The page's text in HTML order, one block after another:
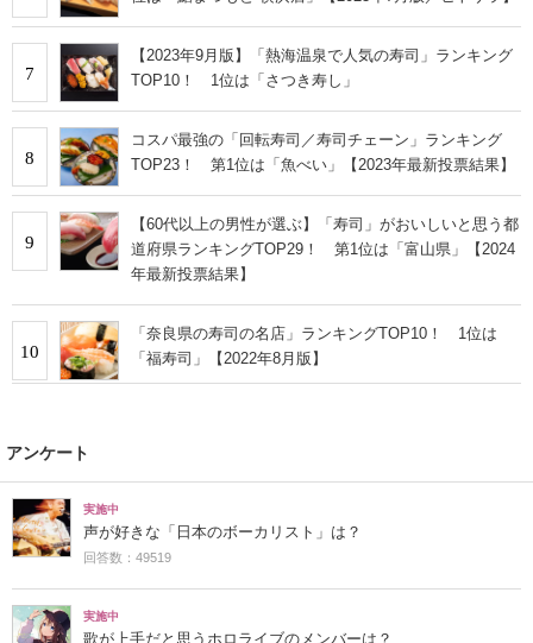
7
【2023年9月版】「熱海温泉で人気の寿司」ランキング
TOP10！ 1位は「さつき寿し」
8
コスパ最強の「回転寿司／寿司チェーン」ランキング
TOP23！ 第1位は「魚べい」【2023年最新投票結果】
9
【60代以上の男性が選ぶ】「寿司」がおいしいと思う都
道府県ランキングTOP29！ 第1位は「富山県」【2024
年最新投票結果】
10
「奈良県の寿司の名店」ランキングTOP10！ 1位は
「福寿司」【2022年8月版】
アンケート
実施中
声が好きな「日本のボーカリスト」は？
回答数：49519
実施中
歌が上手だと思うホロライブのメンバーは？